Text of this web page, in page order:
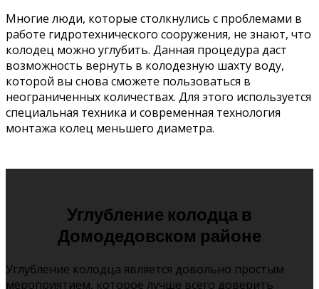
Многие люди, которые столкнулись с проблемами в
работе гидротехнического сооружения, не знают, что
колодец можно углубить. Данная процедура даст
возможность вернуть в колодезную шахту воду,
которой вы снова сможете пользоваться в
неограниченных количествах. Для этого используется
специальная техника и современная технология
монтажа колец меньшего диаметра.
Углубление колодца в
Домодедовском районе
Углубление колодца является довольно простым
мероприятием, которое лучше всего доверить